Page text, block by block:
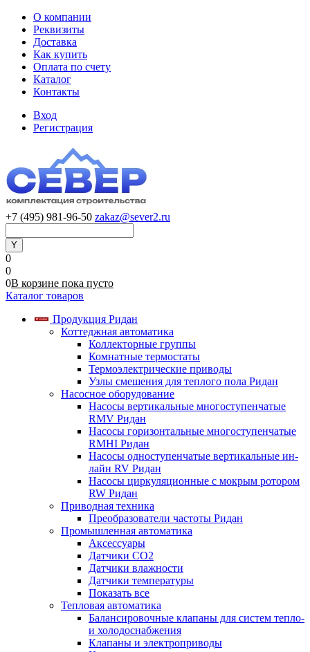
О компании
Реквизиты
Доставка
Как купить
Оплата по счету
Каталог
Контакты
Вход
Регистрация
+7 (495) 981-96-50 zakaz@sever2.ru
0
0
0В корзине пока пусто
Каталог товаров
Продукция Ридан
Коттеджная автоматика
Коллекторные группы
Комнатные термостаты
Термоэлектрические приводы
Узлы смешения для теплого пола Ридан
Насосное оборудование
Насосы вертикальные многоступенчатые
RMV Ридан
Насосы горизонтальные многоступенчатые
RMHI Ридан
Насосы одноступенчатые вертикальные ин-
лайн RV Ридан
Насосы циркуляционные с мокрым ротором
RW Ридан
Приводная техника
Преобразователи частоты Ридан
Промышленная автоматика
Аксессуары
Датчики CO2
Датчики влажности
Датчики температуры
Показать все
Тепловая автоматика
Балансировочные клапаны для систем тепло-
и холодоснабжения
Клапаны и электроприводы